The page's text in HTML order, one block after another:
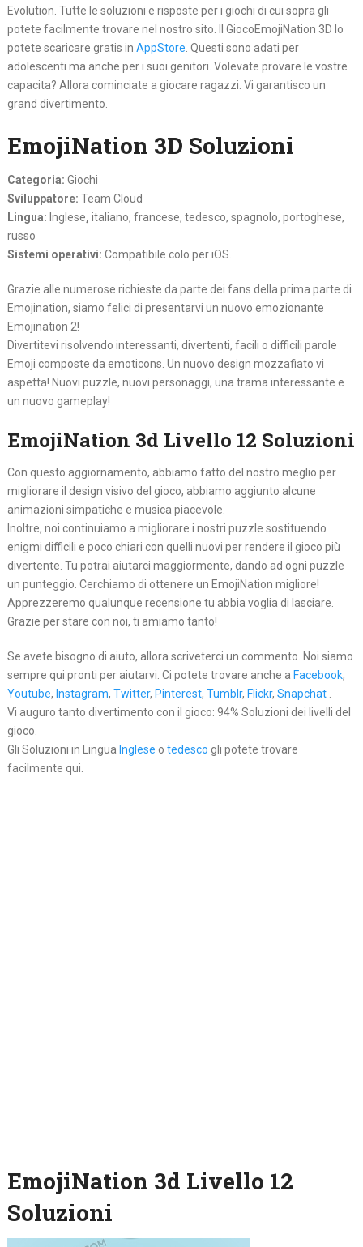
Evolution. Tutte le soluzioni e risposte per i giochi di cui sopra gli
potete facilmente trovare nel nostro sito. Il GiocoEmojiNation 3D lo
potete scaricare gratis in AppStore. Questi sono adati per
adolescenti ma anche per i suoi genitori. Volevate provare le vostre
capacita? Allora cominciate a giocare ragazzi. Vi garantisco un
grand divertimento.
EmojiNation 3D Soluzioni
Categoria: Giochi
Sviluppatore: Team Cloud
Lingua: Inglese, italiano, francese, tedesco, spagnolo, portoghese,
russo
Sistemi operativi: Compatibile colo per iOS.
Grazie alle numerose richieste da parte dei fans della prima parte di
Emojination, siamo felici di presentarvi un nuovo emozionante
Emojination 2!
Divertitevi risolvendo interessanti, divertenti, facili o difficili parole
Emoji composte da emoticons. Un nuovo design mozzafiato vi
aspetta! Nuovi puzzle, nuovi personaggi, una trama interessante e
un nuovo gameplay!
EmojiNation 3d Livello 12 Soluzioni
Con questo aggiornamento, abbiamo fatto del nostro meglio per
migliorare il design visivo del gioco, abbiamo aggiunto alcune
animazioni simpatiche e musica piacevole.
Inoltre, noi continuiamo a migliorare i nostri puzzle sostituendo
enigmi difficili e poco chiari con quelli nuovi per rendere il gioco più
divertente. Tu potrai aiutarci maggiormente, dando ad ogni puzzle
un punteggio. Cerchiamo di ottenere un EmojiNation migliore!
Apprezzeremo qualunque recensione tu abbia voglia di lasciare.
Grazie per stare con noi, ti amiamo tanto!
Se avete bisogno di aiuto, allora scriveterci un commento. Noi siamo
sempre qui pronti per aiutarvi. Ci potete trovare anche a Facebook,
Youtube, Instagram, Twitter, Pinterest, Tumblr, Flickr, Snapchat.
Vi auguro tanto divertimento con il gioco: 94% Soluzioni dei livelli del
gioco.
Gli Soluzioni in Lingua Inglese o tedesco gli potete trovare
facilmente qui.
EmojiNation 3d Livello 12
Soluzioni